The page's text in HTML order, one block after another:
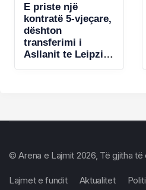
E priste një
kontratë 5-vjeçare,
dështon
transferimi i
Asllanit te Leipzig,
© Arena e Lajmit 2026, Të gjitha të
Lajmet e fundit Aktualitet